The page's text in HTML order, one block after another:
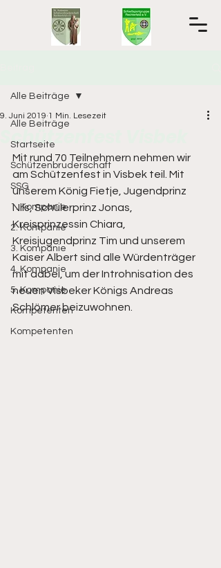
Alle Beiträge
Startseite
Schützenbruderschaft
SSG
1. Kompanie
2. Kompanie
3. Kompanie
4. Kompanie
5. Kompanie
Kompetenten
Kompetenten
Alle Beiträge
Schützenfest Visbek
9. Juni 2019 1 Min. Lesezeit
Mit rund 70 Teilnehmern nehmen wir
am Schützenfest in Visbek teil. Mit
unserem König Fietje, Jugendprinz
Nils, Schülerprinz Jonas,
Kreisprinzessin Chiara,
Kreisjugendprinz Tim und unserem
Kaiser Albert sind alle Würdenträger
mit dabei, um der Introhnisation des
neuen Visbeker Königs Andreas
Schlömer beizuwohnen.